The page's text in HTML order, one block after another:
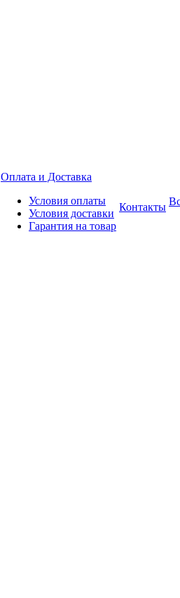
Оплата и Доставка
Условия оплаты
Условия доставки
Гарантия на товар
Контакты